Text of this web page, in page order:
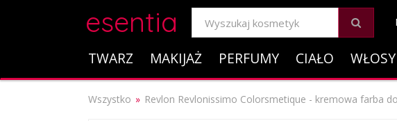
esentia
TWARZ MAKIJAŻ PERFUMY CIAŁO WŁOSY
Wszystko Revlon Revlonissimo Colorsmetique - kremowa farba